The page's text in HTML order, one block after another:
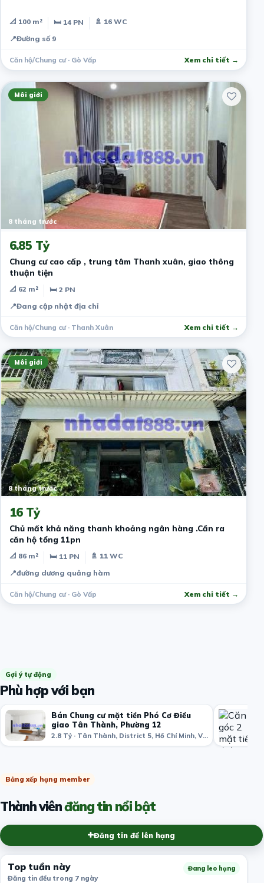
📐 100 m² 🛏 14 PN
🚿 16 WC
📍Đường số 9
Căn hộ/Chung cư · Gò Vấp Xem chi tiết →
Môi giới
8 tháng trước
6.85 Tỷ
Chung cư cao cấp , trung tâm Thanh xuân, giao thông
thuận tiện
📐 62 m²
🛏 2 PN
📍Đang cập nhật địa chỉ
Căn hộ/Chung cư · Thanh Xuân Xem chi tiết →
Môi giới
8 tháng trước
16 Tỷ
Chủ mất khả năng thanh khoảng ngân hàng .Cần ra
căn hộ tổng 11pn
📐 86 m² 🛏 11 PN
🚿 11 WC
📍đường dương quảng hàm
Căn hộ/Chung cư · Gò Vấp Xem chi tiết →
Gợi ý tự động
Phù hợp với bạn
Bán Chung cư mặt tiền Phó Cơ Điều
giao Tân Thành, Phường 12
2.8 Tỷ · Tân Thành, District 5, Hồ Chí Minh, Việt Nam
Bảng xếp hạng member
Thành viênđăng tin nổi bật
Đăng tin để lên hạng
Top tuần này
Đăng tin đều trong 7 ngày
Đang leo hạng